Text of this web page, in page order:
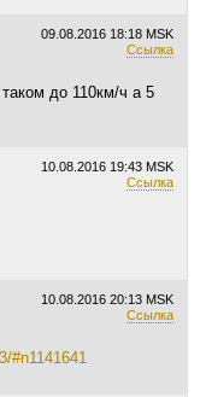
09.08.2016 18:18 MSK
Ссылка
до 110км/ч а 5
10.08.2016 19:43 MSK
Ссылка
10.08.2016 20:13 MSK
Ссылка
#n1141641